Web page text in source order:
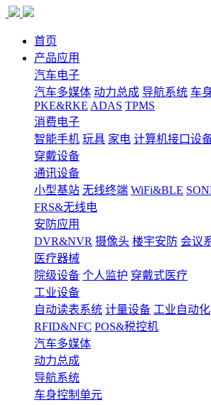
首页
产品应用
汽车电子
汽车多媒体 动力总成 导航系统 车
PKE&RKE ADAS TPMS
消费电子
智能手机 玩具 家电 计算机接口设
穿戴设备
通讯设备
小型基站 无线终端 WiFi&BLE
FRS&无线电
安防应用
DVR&NVR 摄像头 楼宇安防 会议
医疗器械
院级设备 个人监护 穿戴式医疗
工业设备
自动读表系统 计量设备 工业自动化
RFID&NFC POS&税控机
汽车多媒体
动力总成
导航系统
车身控制单元